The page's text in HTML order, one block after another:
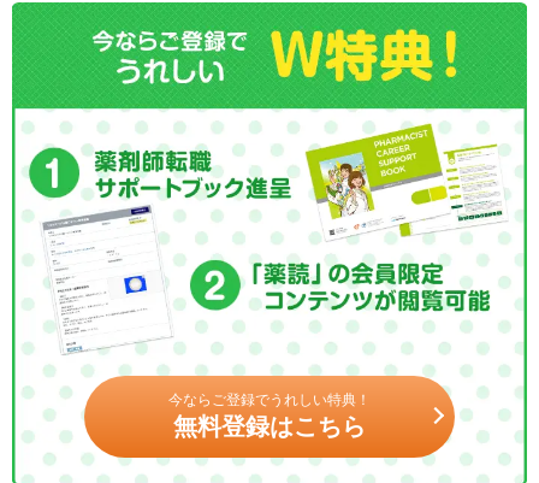
今ならご登録でうれしい特典！
無料登録はこちら